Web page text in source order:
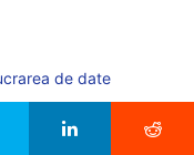
de date